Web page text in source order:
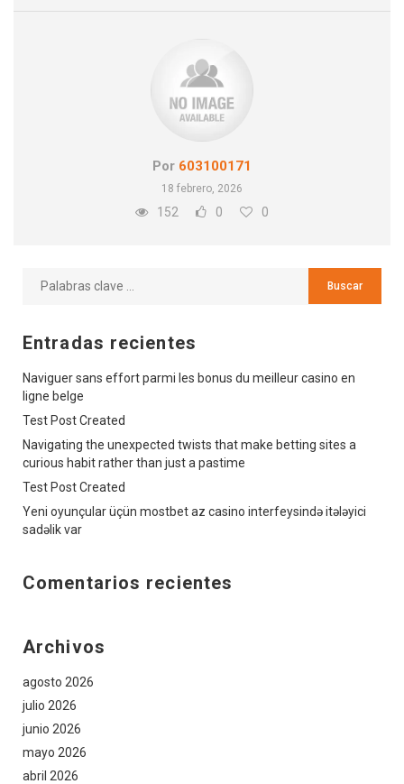
Por 603100171
18 febrero, 2026
152 0 0
Entradas recientes
Naviguer sans effort parmi les bonus du meilleur casino en
ligne belge
Test Post Created
Navigating the unexpected twists that make betting sites a
curious habit rather than just a pastime
Test Post Created
Yeni oyunçular üçün mostbet az casino interfeysində itələyici
sadəlik var
Comentarios recientes
Archivos
agosto 2026
julio 2026
junio 2026
mayo 2026
abril 2026